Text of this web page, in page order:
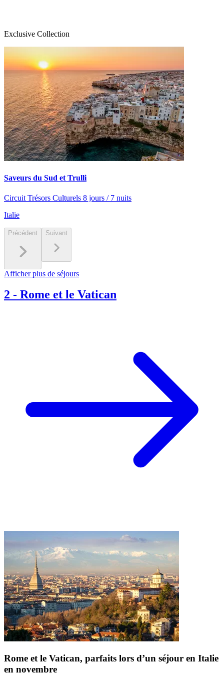
Exclusive Collection
Saveurs du Sud et Trulli
Circuit Trésors Culturels 8 jours / 7 nuits
Italie
Précédent Suivant
Afficher plus de séjours
2 - Rome et le Vatican
Rome et le Vatican, parfaits lors d’un séjour en Italie
en novembre